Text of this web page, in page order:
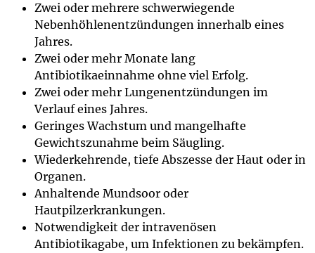
Zwei oder mehrere schwerwiegende
Nebenhöhlenentzündungen innerhalb eines
Jahres.
Zwei oder mehr Monate lang
Antibiotikaeinnahme ohne viel Erfolg.
Zwei oder mehr Lungenentzündungen im
Verlauf eines Jahres.
Geringes Wachstum und mangelhafte
Gewichtszunahme beim Säugling.
Wiederkehrende, tiefe Abszesse der Haut oder in
Organen.
Anhaltende Mundsoor oder
Hautpilzerkrankungen.
Notwendigkeit der intravenösen
Antibiotikagabe, um Infektionen zu bekämpfen.